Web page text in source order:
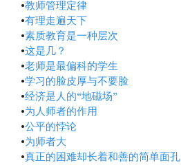
•教师管理定律
•有理走遍天下
•素质教育是一种层次
•这是几？
•老师是最偏科的学生
•学习的脸皮厚与不要脸
•经济是人的“地磁场”
•为人师者的作用
•公平的悖论
•为师者大
•真正的困难却长着和善的简单面孔